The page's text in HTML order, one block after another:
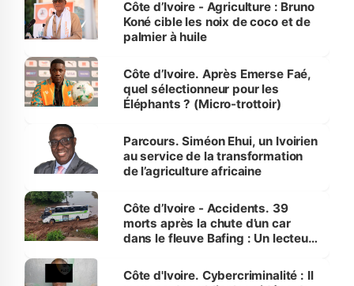
Côte d’Ivoire - Agriculture : Bruno
Koné cible les noix de coco et de
palmier à huile
Côte d’Ivoire. Après Emerse Faé,
quel sélectionneur pour les
Éléphants ? (Micro-trottoir)
Parcours. Siméon Ehui, un Ivoirien
au service de la transformation
de l’agriculture africaine
Côte d’Ivoire - Accidents. 39
morts après la chute d’un car
dans le fleuve Bafing : Un lecteur
des Transports
Côte d'Ivoire. Cybercriminalité : Il